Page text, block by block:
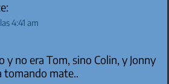
4:41 am
no era Tom, sino Colin, y Jonny
tomando mate..